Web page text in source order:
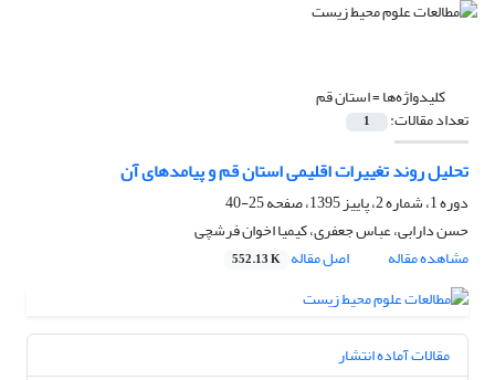
کلیدواژه‌ها =استان قم
تعداد مقالات: 1
تحلیل روند تغییرات اقلیمی استان قم و پیامدهای آن
دوره 1، شماره 2، پاییز 1395، صفحه
25-40
حسن دارابی، عباس جعفری، کیمیا اخوان فرشچی
مشاهده مقاله
اصل مقاله 552.13 K
مقالات آماده انتشار